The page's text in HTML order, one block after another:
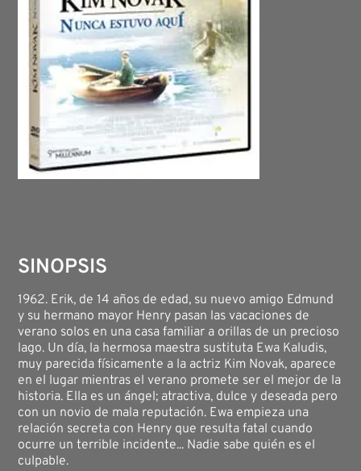
SINOPSIS
1962. Erik, de 14 años de edad, su nuevo amigo Edmund
y su hermano mayor Henry pasan las vacaciones de
verano solos en una casa familiar a orillas de un precioso
lago. Un día, la hermosa maestra sustituta Ewa Kaludis,
muy parecida físicamente a la actriz Kim Novak, aparece
en el lugar mientras el verano promete ser el mejor de la
historia. Ella es un ángel; atractiva, dulce y deseada pero
con un novio de mala reputación. Ewa empieza una
relación secreta con Henry que resulta fatal cuando
ocurre un terrible incidente... Nadie sabe quién es el
culpable.